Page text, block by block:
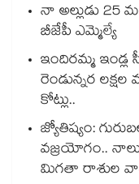
నా అల్లుడు 25
బీజేపీ ఎమ్మెల్యే
ఇందిరమ్మ
రెండున్నర
కోట్లు..
జ్యోతిష్యం:
వజ్రయోగం..
మిగతా రాశుల